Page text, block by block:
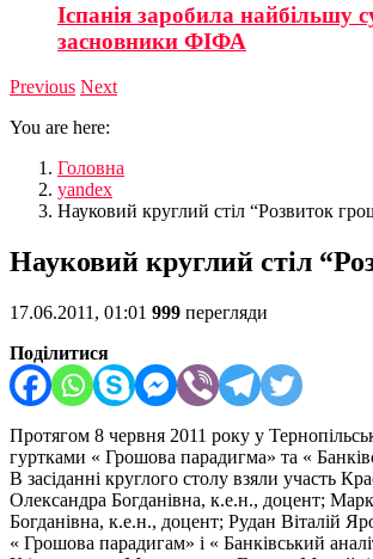
Іспанія заробила найбільшу
засновники ФІФА
Previous Next
You are here:
Головна
yandex
Науковий круглий стіл “Розвиток
Науковий круглий стіл
17.06.2011, 01:01 999 перегляди
Поділитися
Протягом 8 червня 2011 року у
гуртками « Грошова парадигма» та «
В засіданні круглого столу взяли участь
Олександра Богданівна, к.е.н., доцент;
Богданівна, к.е.н., доцент; Рудан Віталій
« Грошова парадигам» і « Банківський